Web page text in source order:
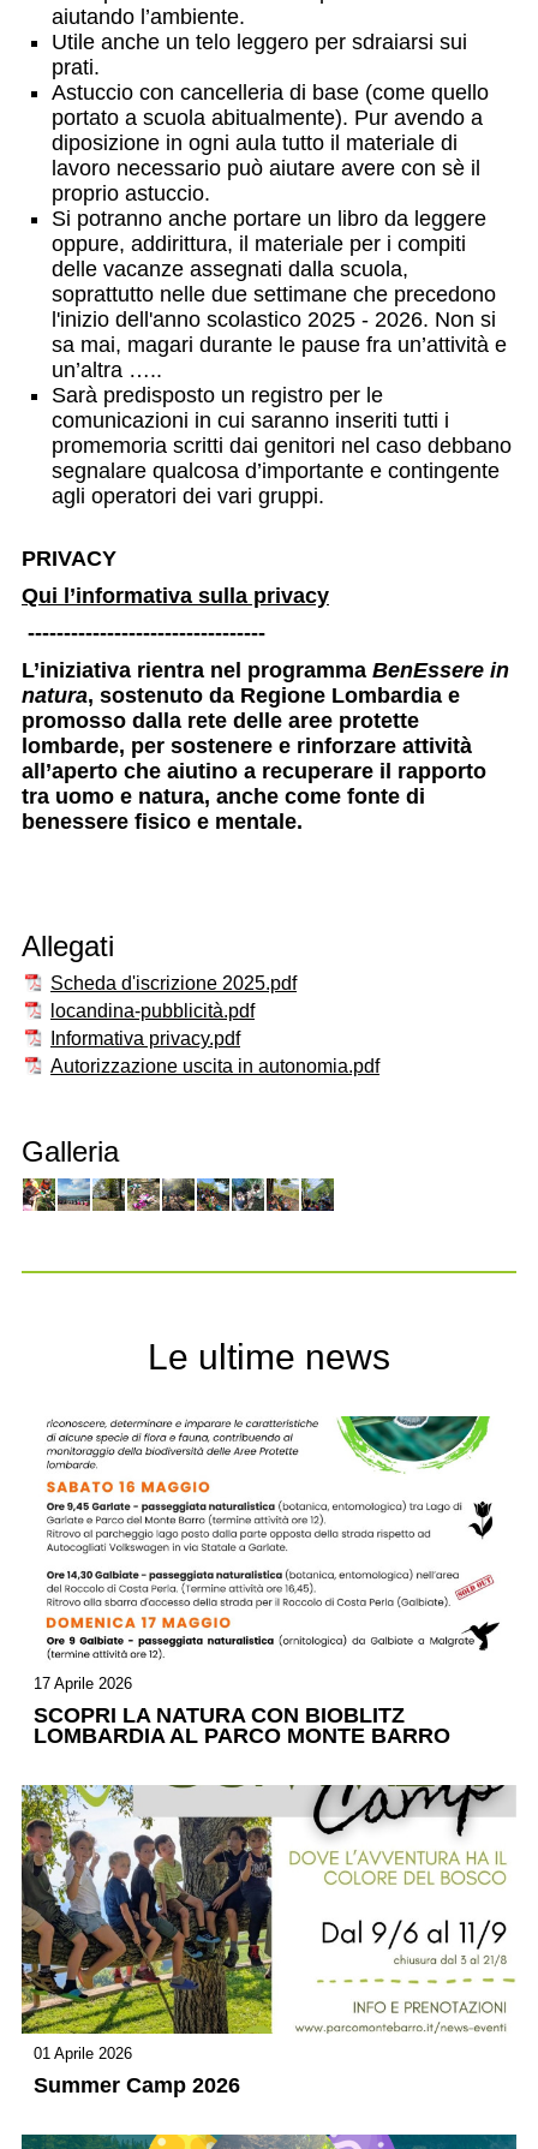
aiutando l’ambiente.
Utile anche un telo leggero per sdraiarsi sui
prati.
Astuccio con cancelleria di base (come quello
portato a scuola abitualmente). Pur avendo a
diposizione in ogni aula tutto il materiale di
lavoro necessario può aiutare avere con sè il
proprio astuccio.
Si potranno anche portare un libro da leggere
oppure, addirittura, il materiale per i compiti
delle vacanze assegnati dalla scuola,
soprattutto nelle due settimane che precedono
l'inizio dell'anno scolastico 2025 - 2026. Non si
sa mai, magari durante le pause fra un’attività e
un’altra …..
Sarà predisposto un registro per le
comunicazioni in cui saranno inseriti tutti i
promemoria scritti dai genitori nel caso debbano
segnalare qualcosa d’importante e contingente
agli operatori dei vari gruppi.
PRIVACY
Qui l’informativa sulla privacy
---------------------------------
L’iniziativa rientra nel programma BenEssere in
natura, sostenuto da Regione Lombardia e
promosso dalla rete delle aree protette
lombarde, per sostenere e rinforzare attività
all’aperto che aiutino a recuperare il rapporto
tra uomo e natura, anche come fonte di
benessere fisico e mentale.
Allegati
Scheda d'iscrizione 2025.pdf
locandina-pubblicità.pdf
Informativa privacy.pdf
Autorizzazione uscita in autonomia.pdf
Galleria
Le ultime news
17 Aprile 2026
SCOPRI LA NATURA CON BIOBLITZ
LOMBARDIA AL PARCO MONTE BARRO
01 Aprile 2026
Summer Camp 2026